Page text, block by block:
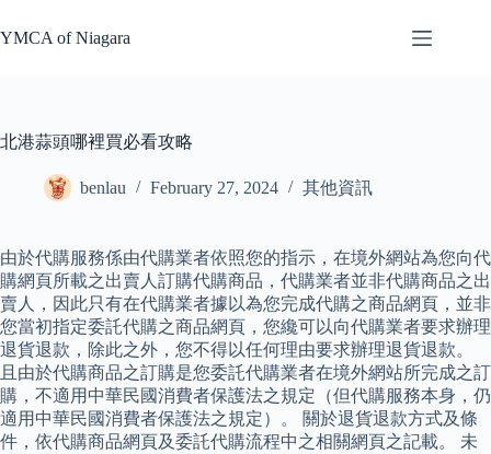
to
content
YMCA of Niagara
北港蒜頭哪裡買必看攻略
benlau February 27, 2024 其他資訊
由於代購服務係由代購業者依照您的指示，在境外網站為您向代
購網頁所載之出賣人訂購代購商品，代購業者並非代購商品之出
賣人，因此只有在代購業者據以為您完成代購之商品網頁，並非
您當初指定委託代購之商品網頁，您纔可以向代購業者要求辦理
退貨退款，除此之外，您不得以任何理由要求辦理退貨退款。
且由於代購商品之訂購是您委託代購業者在境外網站所完成之訂
購，不適用中華民國消費者保護法之規定（但代購服務本身，仍
適用中華民國消費者保護法之規定）。 關於退貨退款方式及條
件，依代購商品網頁及委託代購流程中之相關網頁之記載。 未